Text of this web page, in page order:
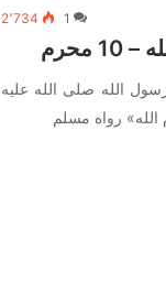
1 2٬734
محرم
الله صلى الله عليه
رواه مسلم